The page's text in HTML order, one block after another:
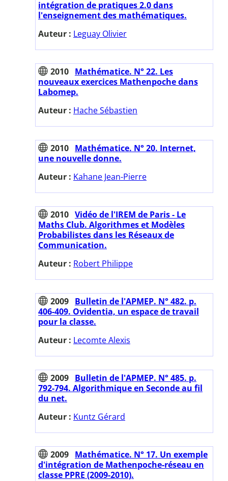
intégration de pratiques 2.0 dans
l'enseignement des mathématiques.
Auteur : Leguay Olivier
2010 Mathématice. N° 22. Les
nouveaux exercices Mathenpoche dans
Labomep.
Auteur : Hache Sébastien
2010 Mathématice. N° 20. Internet,
une nouvelle donne.
Auteur : Kahane Jean-Pierre
2010 Vidéo de l'IREM de Paris - Le
Maths Club. Algorithmes et Modèles
Probabilistes dans les Réseaux de
Communication.
Auteur : Robert Philippe
2009 Bulletin de l'APMEP. N° 482. p.
406-409. Ovidentia, un espace de travail
pour la classe.
Auteur : Lecomte Alexis
2009 Bulletin de l'APMEP. N° 485. p.
792-794. Algorithmique en Seconde au fil
du net.
Auteur : Kuntz Gérard
2009 Mathématice. N° 17. Un exemple
d'intégration de Mathenpoche-réseau en
classe PPRE (2009-2010).